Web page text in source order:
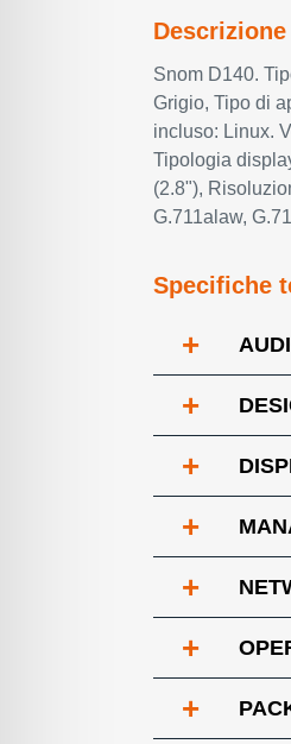
Descrizione
Snom D140.
Grigio, Tipo di
incluso: Linux.
Tipologia
(2.8"),
G.711alaw,
Specifiche
+
+
+
+
+
+
+